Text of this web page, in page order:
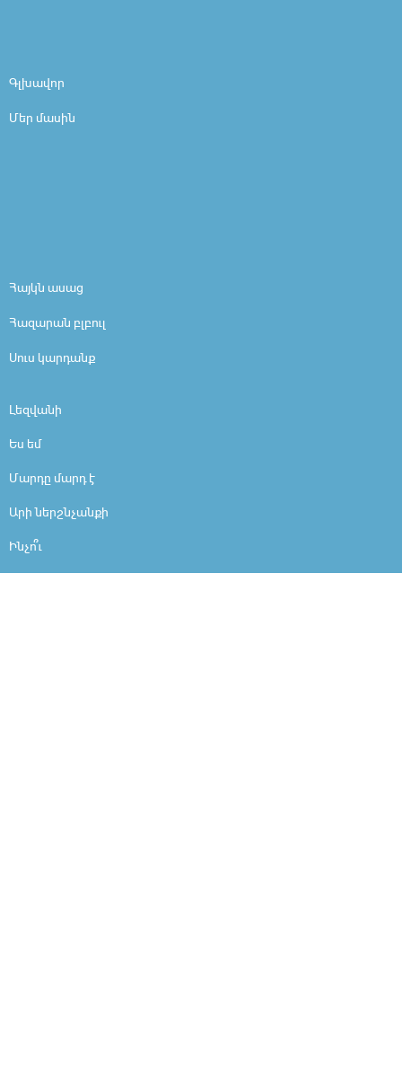
Գլխավոր
Մեր մասին
Հայկն ասաց
Հազարան բլբուլ
Սուս կարդանք
Լեզվանի
Ես եմ
Մարդը մարդ է
Արի ներշնչանքի
Ինչո՞ւ